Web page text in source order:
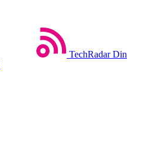
TechRadar Din